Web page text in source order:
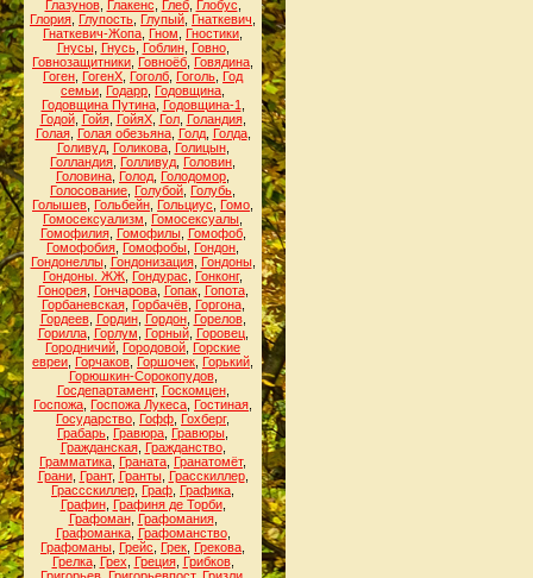
Глазунов, Глакенс Глеб, Глобус
Глория Глупость Глупый Гнаткевич
Гнаткевич-Жопа Гном Гностики
Гнусы, Гнусь, Гоблин, Говно,
Говнозащитники Говноёб Говядина
Гоген ГогенХ Гоголб Гоголь Год
семьи Годарр Годовщина
Годовщина Путина, Годовщина-1
Годой, Гойя, ГойяХ, Гол, Голандия,
Голая, Голая обезьяна, Голд, Голда,
Голивуд, Голикова, Голицын,
Голландия Голливуд Головин
Головина Голод Голодомор
Голосование Голубой Голубь
Голышев Гольбейн Гольциус Гомо
Гомосексуализм
Гомосексуалы
Гомофилия, Гомофилы, Гомофоб,
Гомофобия Гомофобы Гондон
Гондонеллы, Гондонизация, Гондоны,
Гондоны. ЖЖ Гондурас Гонконг,
Гонорея, Гончарова, Гопак, Гопота,
Горбаневская, Горбачёв, Горгона,
Гордеев, Гордин, Гордон, Горелов,
Горилла, Горлум Горный, Горовец,
Городничий Городовой Горские
евреи Горчаков Горшочек Горький
Горюшкин-Сорокопудов,
Госдепартамент, Госкомцен,
Госпожа Госпожа Лукеса Гостиная
Государство Гофф Гохберг,
Грабарь Гравюра Гравюры
Гражданская, Гражданство,
Грамматика Граната Гранатомёт,
Грани, Грант, Гранты, Грасскиллер,
Грассскиллер Граф Графика
Графин, Графиня де Торби,
Графоман, Графомания,
Графоманка, Графоманство,
Графоманы Грейс Грек Грекова
Грелка, Грех Греция, Грибков,